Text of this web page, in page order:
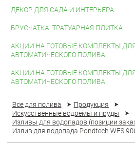
ДЕКОР ДЛЯ САДА И ИНТЕРЬЕРА
БРУСЧАТКА, ТРАТУАРНАЯ ПЛИТКА
АКЦИИ НА ГОТОВЫЕ КОМПЛЕКТЫ
АВТОМАТИЧЕСКОГО ПОЛИВА
АКЦИИ НА ГОТОВЫЕ КОМПЛЕКТЫ
АВТОМАТИЧЕСКОГО ПОЛИВА
Все для полива
Продукция
Искусственные водоемы и пруды
Изливы для водопадов (позиции
Излив для водопада Pondtech WFS